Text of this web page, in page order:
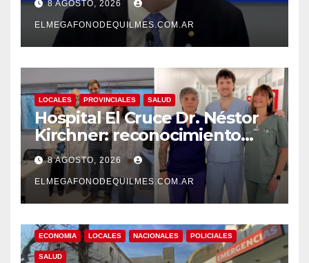
responde con una risita
8 AGOSTO, 2026
ELMEGAFONODEQUILMES.COM.AR
LOCALES PROVINCIALES SALUD
Hospital El Cruce Dr. Néstor
Kirchner: reconocimiento
internacional a la calidad de
su atención
8 AGOSTO, 2026
ELMEGAFONODEQUILMES.COM.AR
ECONOMIA LOCALES NACIONALES POLICIALES
SALUD